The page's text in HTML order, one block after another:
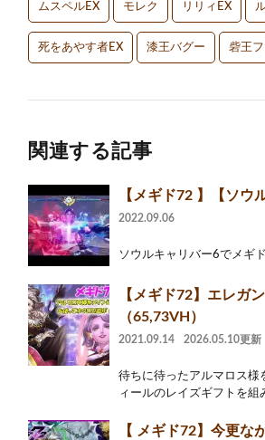
ムスペルEX モレク リリィEX
死をあやす者EX 漆王バグー 砦王
関連する記事
【メギド72 】【ソウ
2022.09.06
ソウルキャリバー6でメギ
【メギド72】エレガ
（65,73VH）
2021.09.14 2026.05.10更新
待ちに待ったアルマロス様
ィールのレイズギフトを組
【 メギド72】今更